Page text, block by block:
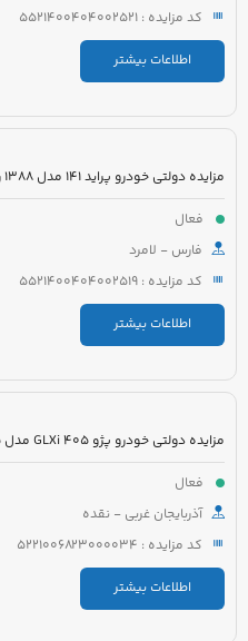
کد مزایده : 5521400404002521
اطلاعات بیشتر
مزایده دولتی خودرو پراید 141 مدل 1388 رنگ سفید
فعال
فارس - لامرد
کد مزایده : 5521400404002519
اطلاعات بیشتر
فعال
آذربایجان غربی - نقده
کد مزایده : 5221006823000034
اطلاعات بیشتر